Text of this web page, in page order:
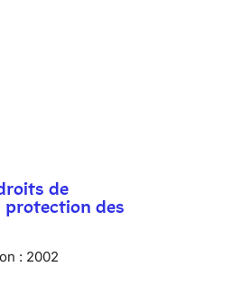
de
protection des
: 2002